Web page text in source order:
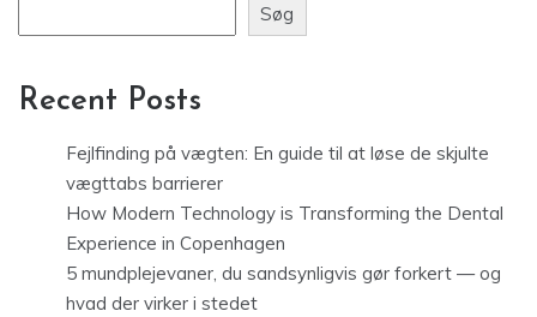
Søg
Recent Posts
Fejlfinding på vægten: En guide til at løse de skjulte
vægttabs barrierer
How Modern Technology is Transforming the Dental
Experience in Copenhagen
5 mundplejevaner, du sandsynligvis gør forkert — og
hvad der virker i stedet